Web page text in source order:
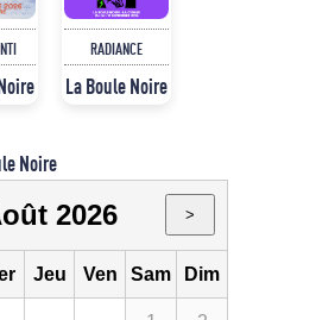
RADIANCE
La Boule Noire
Noire
2026 >
Jeu Ven Sam Dim